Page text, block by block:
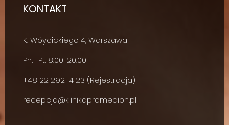
KONTAKT
K. Wóycickiego 4, Warszawa
Pn.- Pt. 8:00-20:00
+48 22 292 14 23 (Rejestracja)
recepcja@klinikapromedion.pl